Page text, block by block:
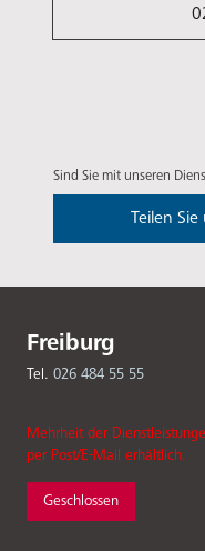
Sind Sie mit unseren
Teilen
Freiburg
Tel. 026 484 55 55
Mehrheit der
per Post/E-Mail erhältlich.
Geschlossen